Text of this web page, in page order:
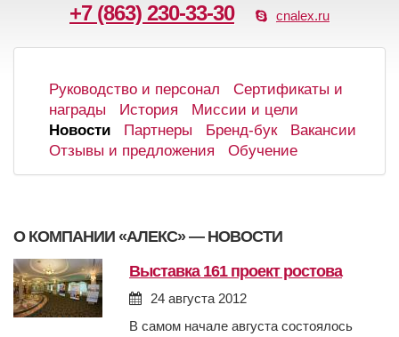
+7 (863) 230-33-30 cnalex.ru
Руководство и персонал
Сертификаты и
награды
История
Миссии и цели
Новости
Партнеры Бренд-бук
Вакансии
Отзывы и предложения
Обучение
О КОМПАНИИ «АЛЕКС» — НОВОСТИ
выставка 161 проект ростова
24 августа 2012
В самом начале августа состоялось